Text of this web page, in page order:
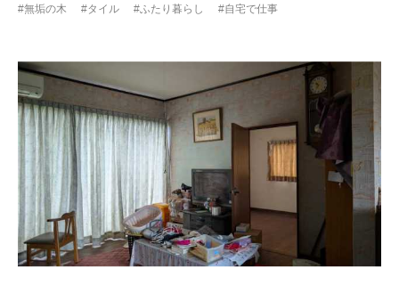
#無垢の木
#タイル #ふたり暮らし #自宅で仕事